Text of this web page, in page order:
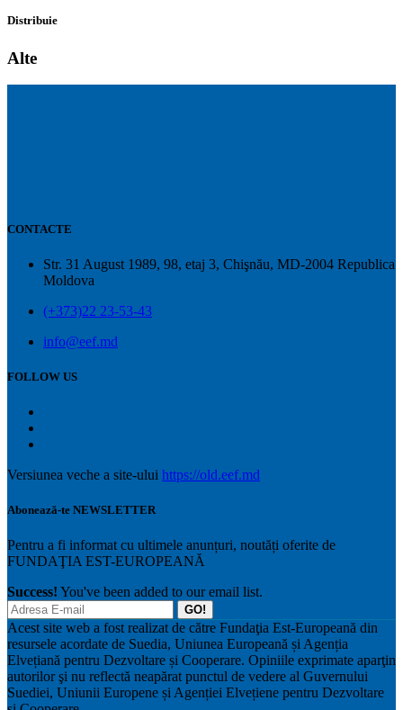
Distribuie
Alte
CONTACTE
Str. 31 August 1989, 98, etaj 3, Chişnău, MD-2004 Republica
Moldova
(+373)22 23-53-43
info@eef.md
FOLLOW US
Versiunea veche a site-ului https://old.eef.md
Abonează-te NEWSLETTER
Pentru a fi informat cu ultimele anunțuri, noutăți oferite de
FUNDAŢIA EST-EUROPEANĂ
Success! You've been added to our email list.
GO!
Acest site web a fost realizat de către Fundaţia Est-Europeană din
resursele acordate de Suedia, Uniunea Europeană și Agenția
Elvețiană pentru Dezvoltare și Cooperare. Opiniile exprimate aparţin
autorilor şi nu reflectă neapărat punctul de vedere al Guvernului
Suediei, Uniunii Europene și Agenției Elvețiene pentru Dezvoltare